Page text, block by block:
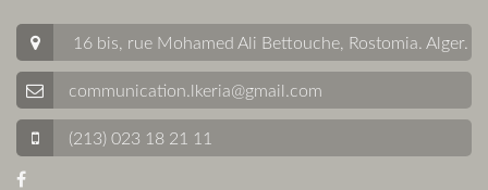
16 bis, rue Mohamed Ali Bettouche, Rostomia. Alger.
communication.lkeria@gmail.com
(213) 023 18 21 11